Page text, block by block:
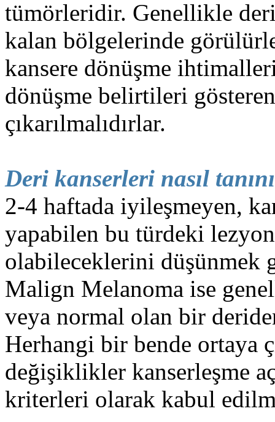
belirleniyor.Operasyon randevunuz verildikten
mevcut olan tam donanımlı ameliyathanemizde
anlaşmalı Otel'e bir refakatçi eşliğinde otele
tümörleridir. Genellikle
kalan bölgelerinde
kansere dönüşme
dönüşme belirtileri
çıkarılmalıdırlar.
Deri kanserleri nasıl
2-4 haftada iyileşmeyen,
yapabilen bu türdeki
olabileceklerini düşünmek
Malign Melanoma ise
veya normal olan bir
Herhangi bir bende ortaya
değişiklikler kanserleşme
kriterleri olarak kabul